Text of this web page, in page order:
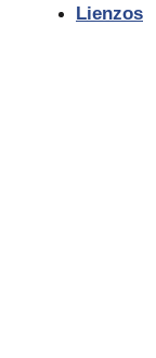
Lienzos